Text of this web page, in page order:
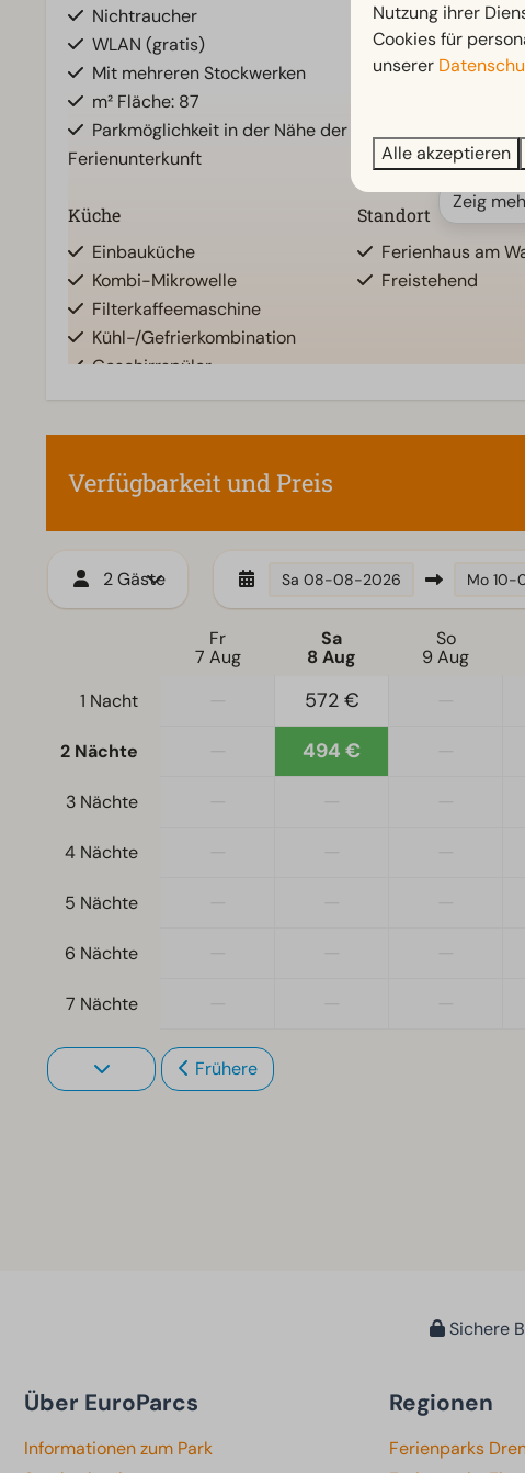
Nichtraucher
WLAN (gratis)
Mit mehreren Stockwerken
m² Fläche: 87
Parkmöglichkeit in der Nähe der
Ferienunterkunft
Separate
Badezimmer
Badezimmer
Küche
Einbauküche
Kombi-Mikrowelle
Filterkaffeemaschine
Kühl-/Gefrierkombination
Geschirrspüler
Wasserkocher
Standort
Ferienhaus am
Freistehend
Fußbodenheizung im
Zeig
Verfügbarkeit und Preis
2 Gäste Sa 08-08-2026 Mo 10-
Fr
7 Aug
Sa
8 Aug
So
9 Aug
1 Nacht
572 €
2 Nächte 494 €
3 Nächte
4 Nächte
5 Nächte
6 Nächte
7 Nächte
Frühere
Sichere
Über EuroParcs
Informationen zum Park
Regionen
Ferienparks
Nutzung ihrer
Cookies für
unserer
Alle akzeptieren